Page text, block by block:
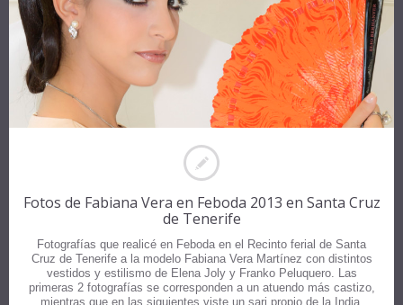
Fotos de Fabiana Vera en Feboda 2013 en Santa Cruz
de Tenerife
Fotografías que realicé en Feboda en el Recinto ferial de Santa
Cruz de Tenerife a la modelo Fabiana Vera Martínez con distintos
vestidos y estilismo de Elena Joly y Franko Peluquero. Las
primeras 2 fotografías se corresponden a un atuendo más castizo,
mientras que en las siguientes viste un sari propio de la India.